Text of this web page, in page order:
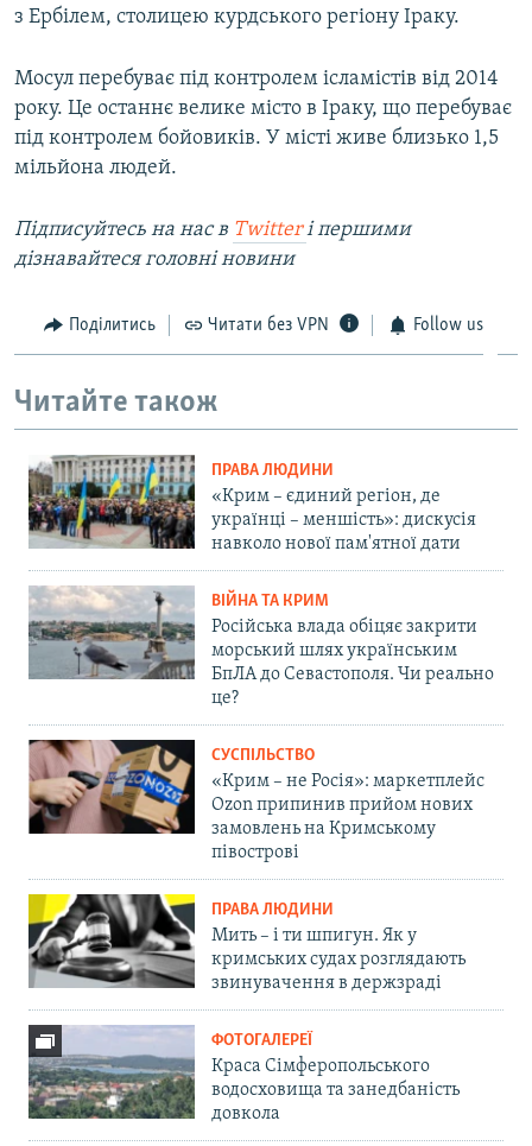
з Ербілем, столицею курдського регіону Іраку.
Мосул перебуває під контролем ісламістів від 2014
року. Це останнє велике місто в Іраку, що перебуває
під контролем бойовиків. У місті живе близько 1,5
мільйона людей.
Підписуйтесь на наc в Twitterі першими
дізнавайтеся головні новини
Поділитись Читати без VPN Follow us
Читайте також
ПРАВА ЛЮДИНИ
«Крим – єдиний регіон, де
українці – меншість»: дискусія
навколо нової пам'ятної дати
ВІЙНА ТА КРИМ
Російська влада обіцяє закрити
морський шлях українським
БпЛА до Севастополя. Чи реально
це?
СУСПІЛЬСТВО
«Крим – не Росія»: маркетплейс
Ozon припинив прийом нових
замовлень на Кримському
півострові
ПРАВА ЛЮДИНИ
Мить – і ти шпигун. Як у
кримських судах розглядають
звинувачення в держзраді
ФОТОГАЛЕРЕЇ
Краса Сімферопольського
водосховища та занедбаність
довкола